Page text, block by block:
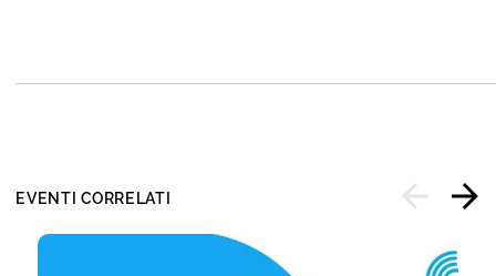
EVENTI CORRELATI